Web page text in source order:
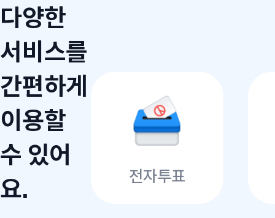
다양한
서비스를
간편하게
이용할
수 있어
요.
전자투표